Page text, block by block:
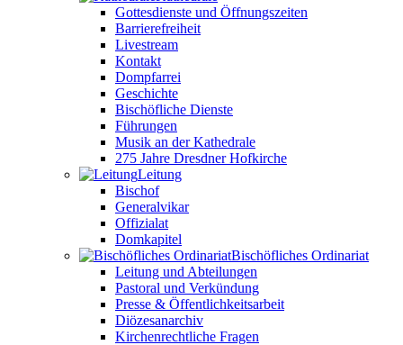
Gottesdienste und Öffnungszeiten
Barrierefreiheit
Livestream
Kontakt
Dompfarrei
Geschichte
Bischöfliche Dienste
Führungen
Musik an der Kathedrale
275 Jahre Dresdner Hofkirche
Leitung
Bischof
Generalvikar
Offizialat
Domkapitel
Bischöfliches Ordinariat
Leitung und Abteilungen
Pastoral und Verkündung
Presse & Öffentlichkeitsarbeit
Diözesanarchiv
Kirchenrechtliche Fragen